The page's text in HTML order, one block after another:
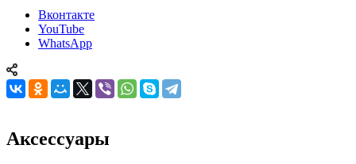
Вконтакте
YouTube
WhatsApp
Аксессуары